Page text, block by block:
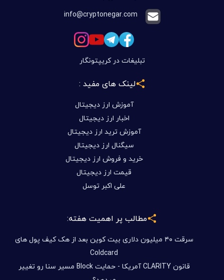
info@cryptonegar.com
تبلیغات در کریپتونگار
لینک های مفید :
آموزش ارز دیجیتال
اخبار ارز دیجیتال
آموزش ترید ارز دیجیتال
سیگنال ارز دیجیتال
خرید و فروش ارز دیجیتال
قیمت ارز دیجیتال
علی اکبر توسل
مطالب پر اهمیت هفته:
سرقت ۴۰ میلیون دلاری بیت کوین بعد از هک کیف پول های
Coldcard
قانون CLARITY آمریکا - حمایت Block مسیر سنا رو تغییر